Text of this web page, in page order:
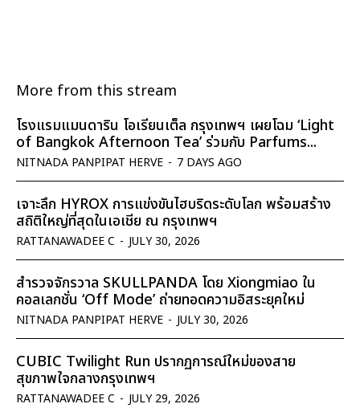
More from this stream
โรงแรมแมนดาริน โอเรียนเต็ล กรุงเทพฯ เผยโฉม ‘Light
of Bangkok Afternoon Tea’ ร่วมกับ Parfums...
NITNADA PANPIPAT HERVE - 7 DAYS AGO
เจาะลึก HYROX การแข่งขันไฮบริดระดับโลก พร้อมสร้าง
สถิติใหญ่ที่สุดในเอเชีย ณ กรุงเทพฯ
RATTANAWADEE C - JULY 30, 2026
สำรวจจักรวาล SKULLPANDA โดย Xiongmiao ใน
คอลเลกชั่น ‘Off Mode’ ถ่ายทอดความอิสระยุคใหม่
NITNADA PANPIPAT HERVE - JULY 30, 2026
CUBIC Twilight Run ปรากฏการณ์ใหม่ของสาย
สุขภาพใจกลางกรุงเทพฯ
RATTANAWADEE C - JULY 29, 2026